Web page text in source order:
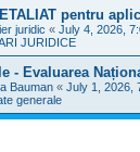
pentru
juridic « July 4, 2026,
JURIDICE
- Evaluarea
Bauman « July 1, 2026,
generale